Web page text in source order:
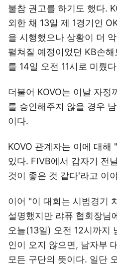
불참 권고를 하기도 했다.
외한 채 13일 제 1경기인
을 시행했으나 상황이 더
펼쳐질 예정이었던 KB손
를 14일 오전 11시로 미뤘
더불어 KOVO는 이날 자정
를 승인해주지 않을 경우
이다.
KOVO 관계자는 이에 대해
있다. FIVB에서 갑자기 전
것이 좋은 것 같다'라고 이
이어 "이 대회는 시범경기
설명했지만 랴퓨 협회장님
오늘(13일) 오전 12시까지
인이 오지 않으면, 남자부
모든 구단의 뜻이다. 일단